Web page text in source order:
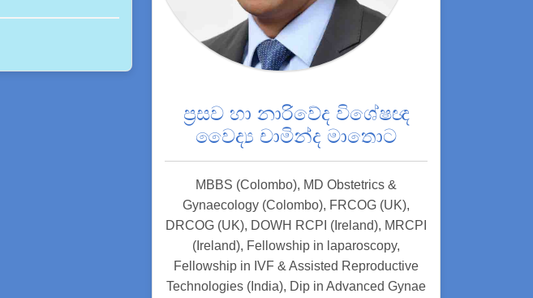
ප්‍රසව හා නාරිවේද විශේෂඥ
වෛද්‍ය චාමින්ද මාතොට
MBBS (Colombo), MD Obstetrics &
Gynaecology (Colombo), FRCOG (UK),
DRCOG (UK), DOWH RCPI (Ireland), MRCPI
(Ireland), Fellowship in laparoscopy,
Fellowship in IVF & Assisted Reproductive
Technologies (India), Dip in Advanced Gynae